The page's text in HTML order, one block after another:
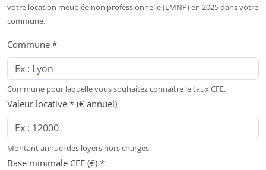
votre location meublée non professionnelle (LMNP) en 2025 dans votre
commune.
Commune *
Commune pour laquelle vous souhaitez connaître le taux CFE.
Valeur locative * (€ annuel)
Montant annuel des loyers hors charges.
Base minimale CFE (€) *